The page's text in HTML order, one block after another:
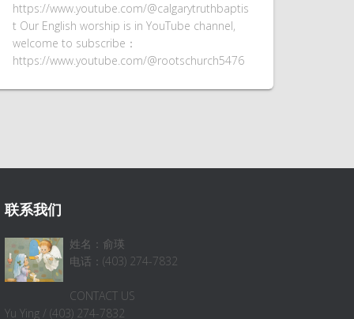
https://www.youtube.com/@calgarytruthbaptis
t Our English worship is in YouTube channel,
welcome to subscribe：
https://www.youtube.com/@rootschurch5476
联系我们
姓名：俞瑛
电话：(403) 274-7832
CONTACT US
Yu Ying / (403) 274-7832